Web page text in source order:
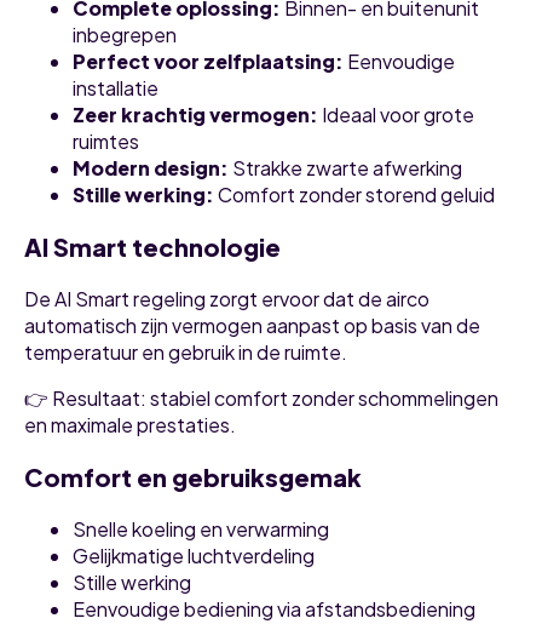
Complete oplossing: Binnen- en buitenunit
inbegrepen
Perfect voor zelfplaatsing: Eenvoudige
installatie
Zeer krachtig vermogen: Ideaal voor grote
ruimtes
Modern design: Strakke zwarte afwerking
Stille werking: Comfort zonder storend geluid
AI Smart technologie
De AI Smart regeling zorgt ervoor dat de airco
automatisch zijn vermogen aanpast op basis van de
temperatuur en gebruik in de ruimte.
👉 Resultaat: stabiel comfort zonder schommelingen
en maximale prestaties.
Comfort en gebruiksgemak
Snelle koeling en verwarming
Gelijkmatige luchtverdeling
Stille werking
Eenvoudige bediening via afstandsbediening